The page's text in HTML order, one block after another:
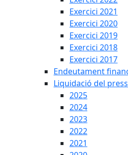
Exercici 2021
Exercici 2020
Exercici 2019
Exercici 2018
Exercici 2017
Endeutament
Liquidació del
2025
2024
2023
2022
2021